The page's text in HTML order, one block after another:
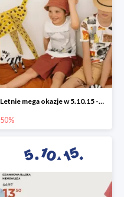
Letnie mega okazje w 5.10.15 -50%
50%